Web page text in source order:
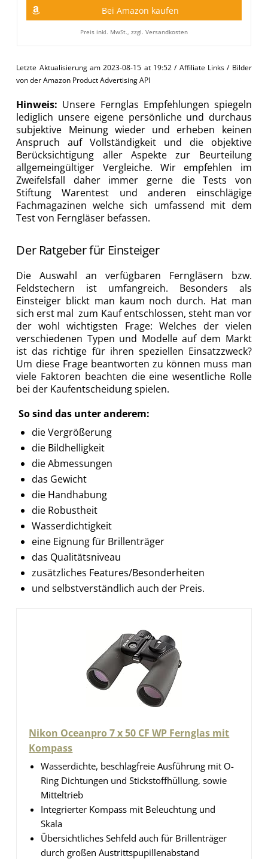
Bei Amazon kaufen
Preis inkl. MwSt., zzgl. Versandkosten
Letzte Aktualisierung am 2023-08-15 at 19:52 / Affiliate Links / Bilder
von der Amazon Product Advertising API
Hinweis: Unsere Fernglas Empfehlungen spiegeln
lediglich unsere eigene persönliche und durchaus
subjektive Meinung wieder und erheben keinen
Anspruch auf Vollständigkeit und die objektive
Berücksichtigung aller Aspekte zur Beurteilung
allgemeingültiger Vergleiche. Wir empfehlen im
Zweifelsfall daher immer gerne die Tests von
Stiftung Warentest und anderen einschlägige
Fachmagazinen welche sich umfassend mit dem
Test von Ferngläser befassen.
Der Ratgeber für Einsteiger
Die Auswahl an verfügbaren Ferngläsern bzw.
Feldstechern ist umfangreich. Besonders als
Einsteiger blickt man kaum noch durch. Hat man
sich erst mal zum Kauf entschlossen, steht man vor
der wohl wichtigsten Frage: Welches der vielen
verschiedenen Typen und Modelle auf dem Markt
ist das richtige für ihren speziellen Einsatzzweck?
Um diese Frage beantworten zu können muss man
viele Faktoren beachten die eine wesentliche Rolle
bei der Kaufentscheidung spielen.
So sind das unter anderem:
die Vergrößerung
die Bildhelligkeit
die Abmessungen
das Gewicht
die Handhabung
die Robustheit
Wasserdichtigkeit
eine Eignung für Brillenträger
das Qualitätsniveau
zusätzliches Features/Besonderheiten
und selbstverständlich auch der Preis.
Nikon Oceanpro 7 x 50 CF WP Fernglas mit
Kompass
Wasserdichte, beschlagfreie Ausführung mit O-
Ring Dichtungen und Stickstoffhüllung, sowie
Mitteltrieb
Integrierter Kompass mit Beleuchtung und
Skala
Übersichtliches Sehfeld auch für Brillenträger
durch großen Austrittspupillenabstand